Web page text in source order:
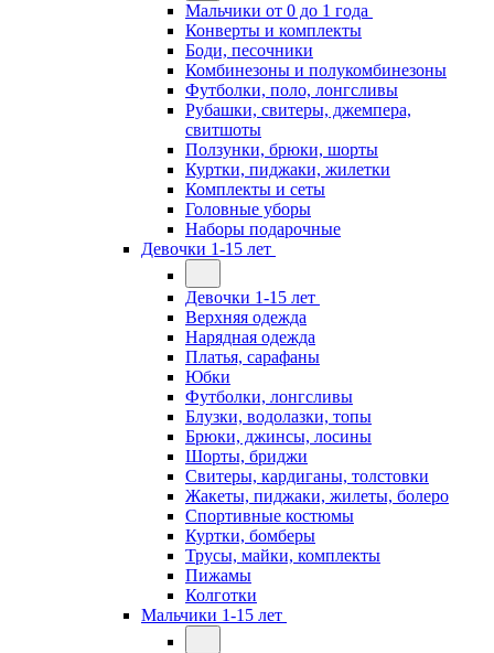
Мальчики от 0 до 1 года
Конверты и комплекты
Боди, песочники
Комбинезоны и полукомбинезоны
Футболки, поло, лонгсливы
Рубашки, свитеры, джемпера,
свитшоты
Ползунки, брюки, шорты
Куртки, пиджаки, жилетки
Комплекты и сеты
Головные уборы
Наборы подарочные
Девочки 1-15 лет
Девочки 1-15 лет
Верхняя одежда
Нарядная одежда
Платья, сарафаны
Юбки
Футболки, лонгсливы
Блузки, водолазки, топы
Брюки, джинсы, лосины
Шорты, бриджи
Свитеры, кардиганы, толстовки
Жакеты, пиджаки, жилеты, болеро
Спортивные костюмы
Куртки, бомберы
Трусы, майки, комплекты
Пижамы
Колготки
Мальчики 1-15 лет